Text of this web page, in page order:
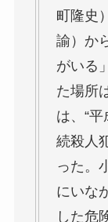
町隆史
諭）か
がいる
た場所
は、“
続殺人
った。
にいな
した危